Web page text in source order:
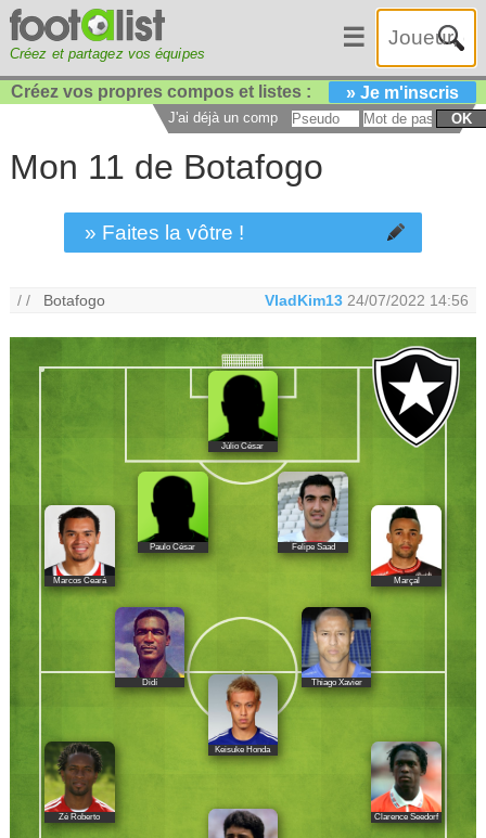
Créez et partagez vos équipes
☰
Créez vos propres compos et listes : » Je m'inscris
J'ai déjà un compte : OK
Mon 11 de Botafogo
» Faites la vôtre !
/ / Botafogo VladKim13 24/07/2022 14:56
Júlio César
Marcos Ceará
Paulo César Felipe Saad
Marçal
Didí Thiago Xavier
Keisuke Honda
Clarence Seedorf
Zé Roberto